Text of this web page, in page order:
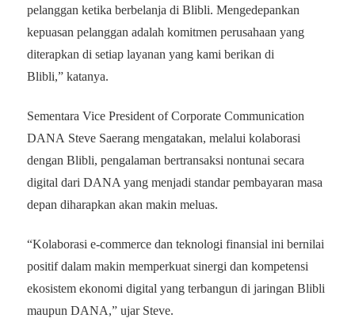
pelanggan ketika berbelanja di Blibli. Mengedepankan
kepuasan pelanggan adalah komitmen perusahaan yang
diterapkan di setiap layanan yang kami berikan di
Blibli,” katanya.
Sementara Vice President of Corporate Communication
DANA Steve Saerang mengatakan, melalui kolaborasi
dengan Blibli, pengalaman bertransaksi nontunai secara
digital dari DANA yang menjadi standar pembayaran masa
depan diharapkan akan makin meluas.
“Kolaborasi e-commerce dan teknologi finansial ini bernilai
positif dalam makin memperkuat sinergi dan kompetensi
ekosistem ekonomi digital yang terbangun di jaringan Blibli
maupun DANA,” ujar Steve.